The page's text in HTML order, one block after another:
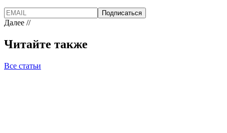
Подписаться
Далее //
Читайте также
Все статьи